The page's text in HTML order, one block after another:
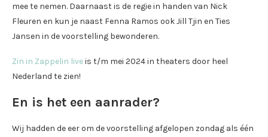
mee te nemen. Daarnaast is de regie in handen van Nick
Fleuren en kun je naast Fenna Ramos ook Jill Tjin en Ties
Jansen in de voorstelling bewonderen.
Zin in Zappelin liveis t/m mei 2024 in theaters door heel
Nederland te zien!
En is het een aanrader?
Wij hadden de eer om de voorstelling afgelopen zondag als één